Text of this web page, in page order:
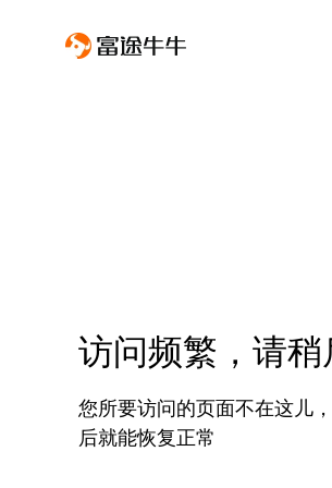
访问频繁，请稍
您所要访问的页面不在这儿
后就能恢复正常